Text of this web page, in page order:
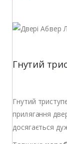
Гнутий
Гнутий
прилягання
досягається